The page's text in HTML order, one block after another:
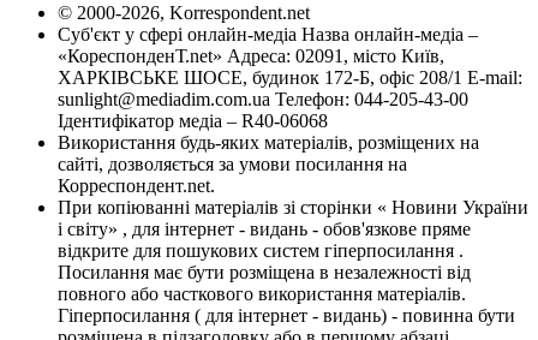
© 2000-2026, Korrespondent.net
Суб'єкт у сфері онлайн-медіа Назва онлайн-медіа –
«КореспонденТ.net» Адреса: 02091, місто Київ,
ХАРКІВСЬКЕ ШОСЕ, будинок 172-Б, офіс 208/1 E-mail:
sunlight@mediadim.com.ua Телефон: 044-205-43-00
Ідентифікатор медіа – R40-06068
Використання будь-яких матеріалів, розміщених на
сайті, дозволяється за умови посилання на
Корреспондент.net.
При копіюванні матеріалів зі сторінки « Новини України
і світу» , для інтернет - видань - обов'язкове пряме
відкрите для пошукових систем гіперпосилання .
Посилання має бути розміщена в незалежності від
повного або часткового використання матеріалів.
Гіперпосилання ( для інтернет - видань) - повинна бути